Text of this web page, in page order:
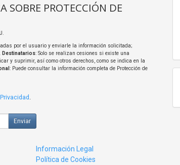
SOBRE PROTECCIÓN DE
por el usuario y enviarle la información solicitada;
Destinatarios: Solo se realizan cesiones si existe una
y suprimir, así como otros derechos, como se indica en la
: Puede consultar la información completa de Protección de
.
Enviar
Información Legal
Política de Cookies